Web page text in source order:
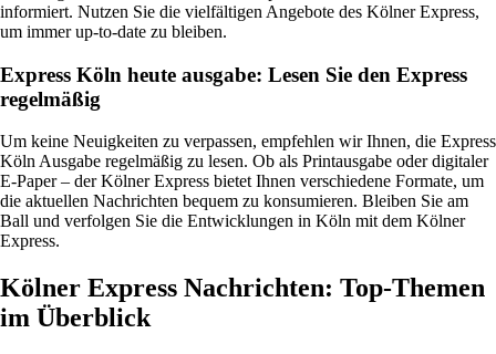
informiert. Nutzen Sie die vielfältigen Angebote des Kölner Express,
um immer up-to-date zu bleiben.
Express Köln heute ausgabe: Lesen Sie den Express
regelmäßig
Um keine Neuigkeiten zu verpassen, empfehlen wir Ihnen, die Express
Köln Ausgabe regelmäßig zu lesen. Ob als Printausgabe oder digitaler
E-Paper – der Kölner Express bietet Ihnen verschiedene Formate, um
die aktuellen Nachrichten bequem zu konsumieren. Bleiben Sie am
Ball und verfolgen Sie die Entwicklungen in Köln mit dem Kölner
Express.
Kölner Express Nachrichten: Top-Themen
im Überblick